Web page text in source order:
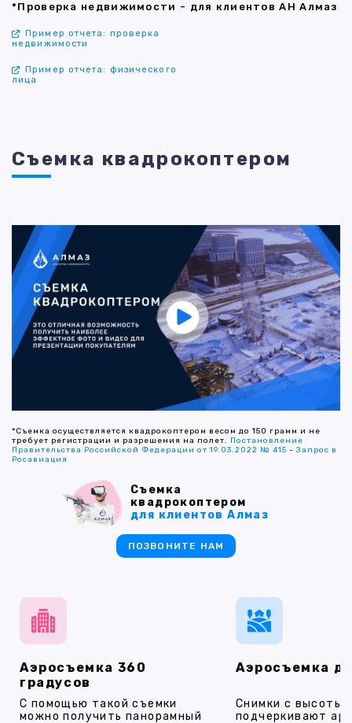
*Проверка недвижимости - для клиентов АН Алмаз
Пример отчета: проверка
недвижимости
Пример отчета: физического
лица
Съемка квадрокоптером
Аэросъемка 360
градусов
С помощью такой съемки
можно получить панорамный
Аэросъемка
Снимки с высоты
подчеркивают
*Съемка осуществляется квадрокоптером весом до 150 грамм и не
требует регистрации и разрешения на полет. Постановление
Правительства Российской Федерации от 19.03.2022 № 415 -Запрос в
Росавиация
Съемка
квадрокоптером
для клиентов Алмаз
ПОЗВОНИТЕ НАМ